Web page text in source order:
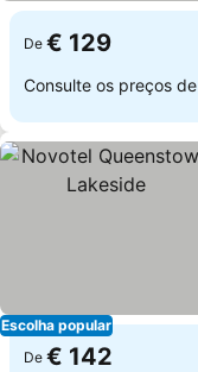
De € 129
Consulte os preços de
Escolha popular
De € 142